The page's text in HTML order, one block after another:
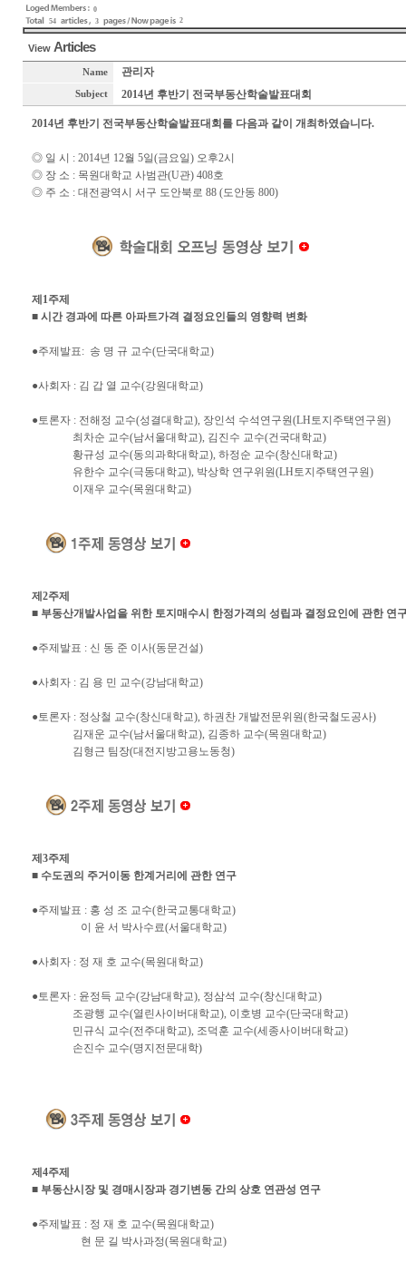
0
54
3 2
View Articles
Name 관리자
Subject 2014년 후반기 전국부동산학술발표대회
2014년 후반기 전국부동산학술발표대회를 다음과 같이 개최하였습니다.
◎ 일 시 : 2014년 12월 5일(금요일) 오후2시
◎ 장 소 : 목원대학교 사범관(U관) 408호
◎ 주 소 : 대전광역시 서구 도안북로 88 (도안동 800)
제1주제
■ 시간 경과에 따른 아파트가격 결정요인들의 영향력 변화
●주제발표: 송 명 규 교수(단국대학교)
●사회자 : 김 갑 열 교수(강원대학교)
●토론자 : 전해정 교수(성결대학교), 장인석 수석연구원(LH토지주택연구원)
최차순 교수(남서울대학교), 김진수 교수(건국대학교)
황규성 교수(동의과학대학교), 하정순 교수(창신대학교)
유한수 교수(극동대학교), 박상학 연구위원(LH토지주택연구원)
이재우 교수(목원대학교)
제2주제
■ 부동산개발사업을 위한 토지매수시 한정가격의 성립과 결정요인에 관한 연
●주제발표 : 신 동 준 이사(동문건설)
●사회자 : 김 용 민 교수(강남대학교)
●토론자 : 정상철 교수(창신대학교), 하권찬 개발전문위원(한국철도공사)
김재운 교수(남서울대학교), 김종하 교수(목원대학교)
김형근 팀장(대전지방고용노동청)
제3주제
■ 수도권의 주거이동 한계거리에 관한 연구
●주제발표 : 홍 성 조 교수(한국교통대학교)
이 윤 서 박사수료(서울대학교)
●사회자 : 정 재 호 교수(목원대학교)
●토론자 : 윤정득 교수(강남대학교), 정삼석 교수(창신대학교)
조광행 교수(열린사이버대학교), 이호병 교수(단국대학교)
민규식 교수(전주대학교), 조덕훈 교수(세종사이버대학교)
손진수 교수(명지전문대학)
제4주제
■ 부동산시장 및 경매시장과 경기변동 간의 상호 연관성 연구
●주제발표 : 정 재 호 교수(목원대학교)
현 문 길 박사과정(목원대학교)